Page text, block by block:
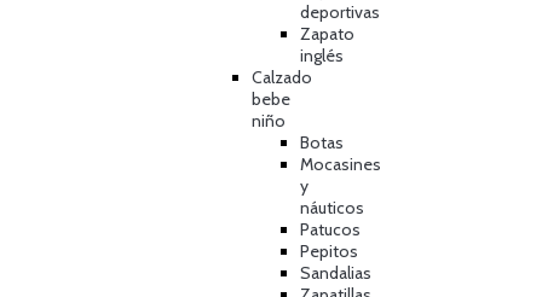
deportivas
Zapato
inglés
Calzado
bebe
niño
Botas
Mocasines
y
náuticos
Patucos
Pepitos
Sandalias